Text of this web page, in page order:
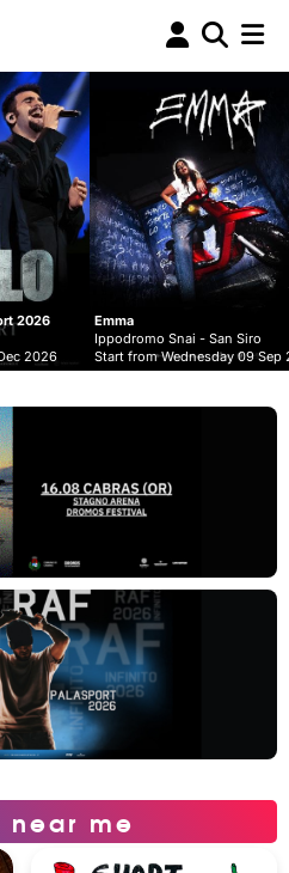
Snai - San Siro
Wednesday 09 Sep 2026
Multiple
Start from
near me